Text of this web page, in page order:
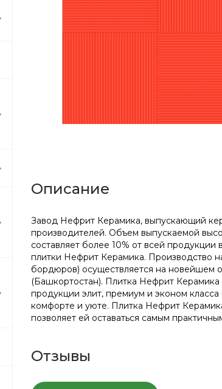
Описание
Завод Нефрит Керамика, выпускающий
производителей. Объем выпускаемой
составляет более 10% от всей
плитки Нефрит Керамика. Производство
бордюров) осуществляется на новейшем
(Башкортостан). Плитка Нефрит
продукции элит, премиум и эконом
комфорте и уюте. Плитка Нефрит Керамика
позволяет ей оставаться самым
Отзывы